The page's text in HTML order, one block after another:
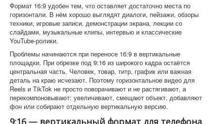
Формат 16:9 удобен тем, что оставляет достаточно места по
горизонтали. В нём хорошо выглядят диалоги, пейзажи, обзоры
техники, игровые записи, демонстрации экрана, лекции со
слайдами, музыкальные клипы, интервью и классические
YouTube-ролики.
Проблемы начинаются при переносе 16:9 в вертикальные
площадки. При обрезке под 9:16 из широкого кадра остаётся
центральная часть. Человек, товар, титр, график или важная
деталь на краю исчезают. Поэтому горизонтальное видео для
Reels и TikTok не просто поворачивают и не растягивают, а
перекомпоновывают: увеличивают, смещают объект, добавляют
фон или собирают отдельную вертикальную версию.
9:16 — вертикальный формат для телефона